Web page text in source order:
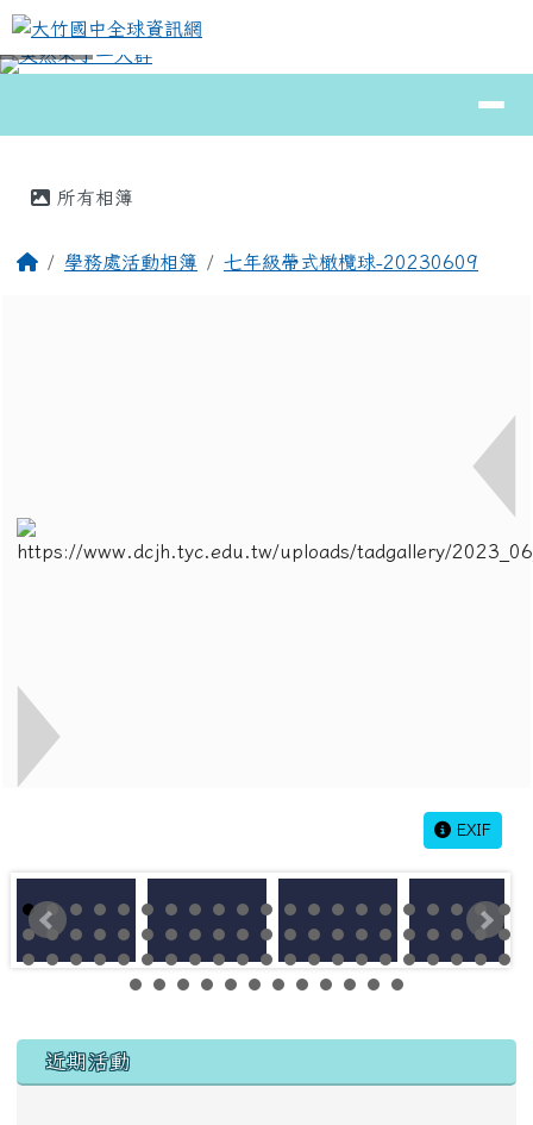
跳至主內容區
大竹國中全球資訊網
⏸
所有相簿
回首頁學務處活動相簿 七年級帶式橄欖球-20230609
EXIF
左邊區域內容
近期活動